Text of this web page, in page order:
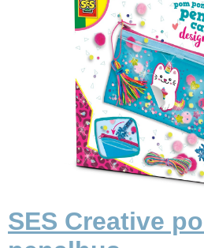
SES Creative